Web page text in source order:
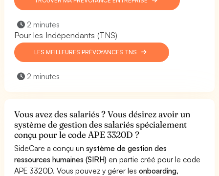
2 minutes
Pour les Indépendants (TNS)
LES MEILLEURES PRÉVOYANCES TNS
2 minutes
Vous avez des salariés ? Vous désirez avoir un
système de gestion des salariés spécialement
conçu pour le code APE 3320D ?
SideCare a conçu unsystème de gestion des
ressources humaines (SIRH) en partie créé pour le code
APE 3320D. Vous pouvez y gérer lesonboarding,